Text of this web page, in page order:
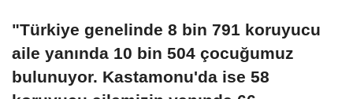
"Türkiye genelinde 8 bin 791 koruyucu
aile yanında 10 bin 504 çocuğumuz
bulunuyor. Kastamonu'da ise 58